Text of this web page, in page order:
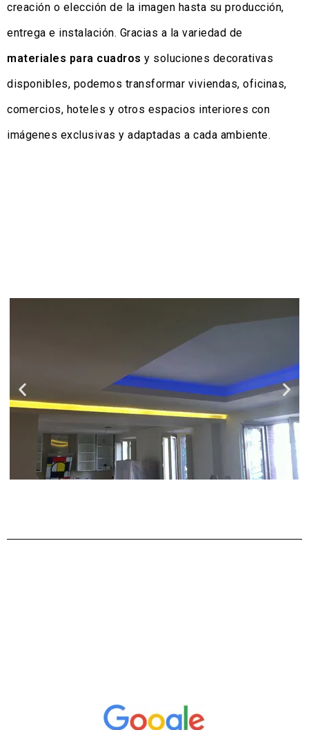
creación o elección de la imagen hasta su producción,
entrega e instalación. Gracias a la variedad de
materiales para cuadros y soluciones decorativas
disponibles, podemos transformar viviendas, oficinas,
comercios, hoteles y otros espacios interiores con
imágenes exclusivas y adaptadas a cada ambiente.